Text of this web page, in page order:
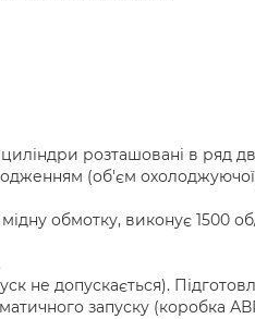
розташовані в ряд
(об'єм охолоджуючої
обмотку, виконує 1500
не допускається).
запуску (коробка